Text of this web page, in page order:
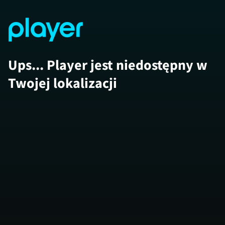
Ups... Player jest niedostępny w
Twojej lokalizacji